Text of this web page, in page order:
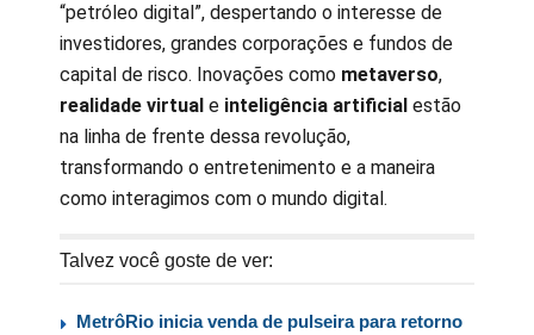
“petróleo digital”, despertando o interesse de
investidores, grandes corporações e fundos de
capital de risco. Inovações como metaverso,
realidade virtual e inteligência artificial estão
na linha de frente dessa revolução,
transformando o entretenimento e a maneira
como interagimos com o mundo digital.
Talvez você goste de ver:
MetrôRio inicia venda de pulseira para retorno